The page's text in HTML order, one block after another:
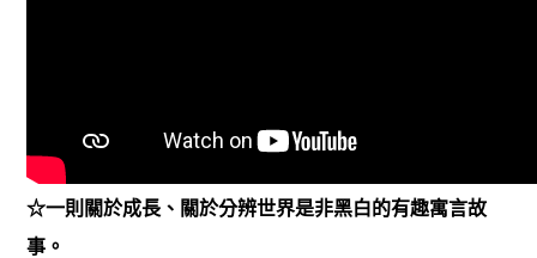
☆一則關於成長、關於分辨世界是非黑白的有趣寓言故
事。